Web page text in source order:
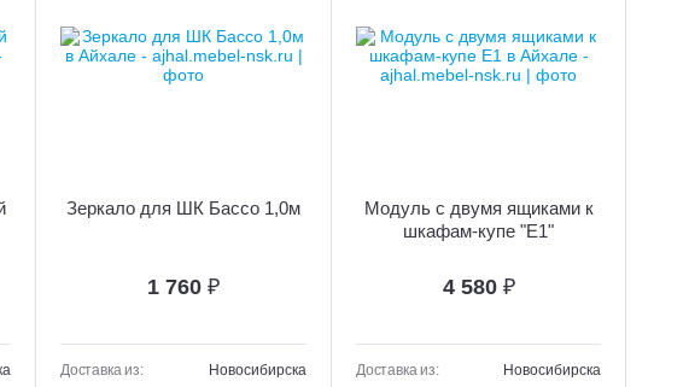
Зеркало для ШК Бассо 1,0м
1 760 ₽
Доставка из:
Новосибирска
Модуль с двумя ящиками к
шкафам-купе "Е1"
4 580 ₽
Доставка из:
Новосибирска